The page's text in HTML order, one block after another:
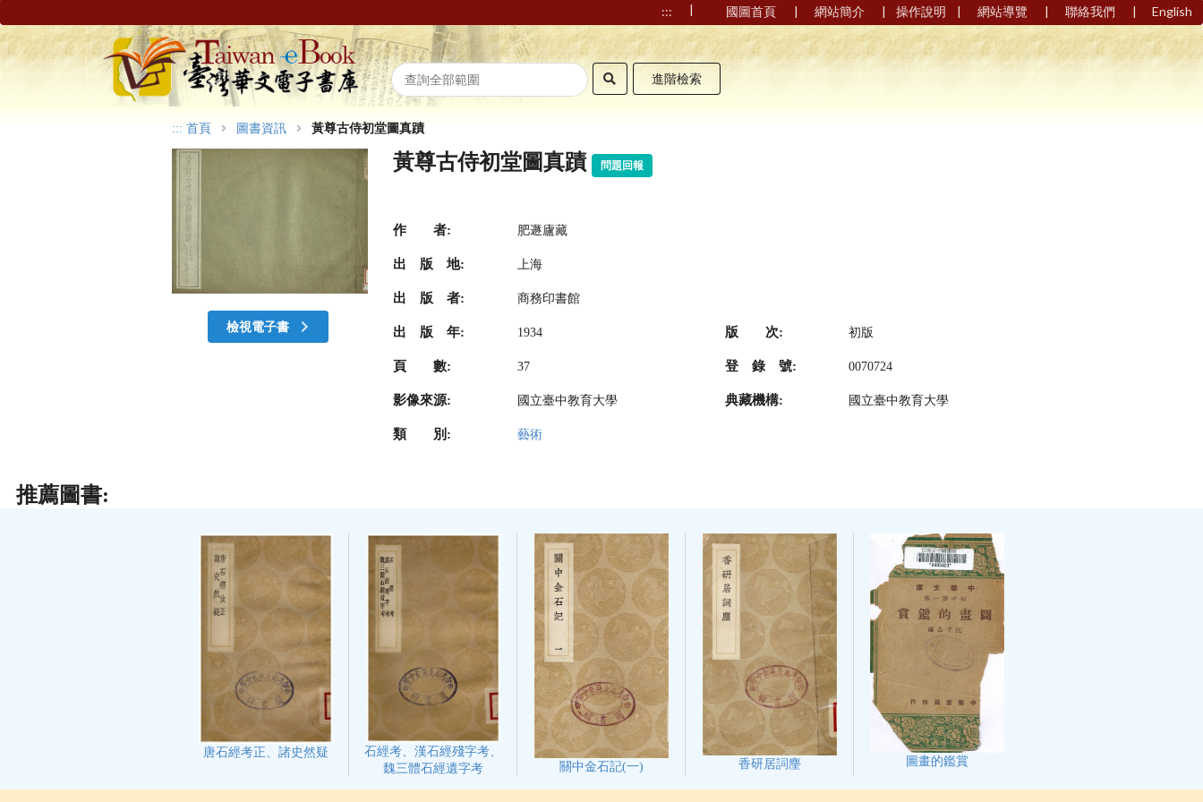
::: | 國圖首頁 | 網站簡介 | 操作說明 | 網站導覽 | 聯絡我們 | English
進階檢索
::: 首頁 圖書資訊 黃尊古侍初堂圖真蹟
檢視電子書
黃尊古侍初堂圖真蹟 問題回報
作 者: 肥遯廬藏
出 版 地: 上海
出 版 者: 商務印書館
出 版 年: 1934 版 次: 初版
頁 數: 37 登 錄 號: 0070724
影像來源: 國立臺中教育大學 典藏機構: 國立臺中教育大學
類 別: 藝術
推薦圖書:
唐石經考正、諸史然疑
石經考、漢石經殘字考、
魏三體石經遺字考
關中金石記(一) 香研居詞麈 圖畫的鑑賞